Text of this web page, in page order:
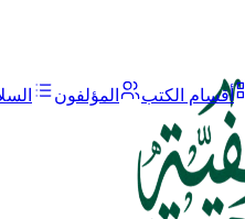
أقسام الكتب المؤلفون